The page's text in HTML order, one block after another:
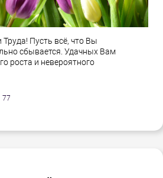
Пусть всё, что Вы
сбывается. Удачных Вам
роста и невероятного
77